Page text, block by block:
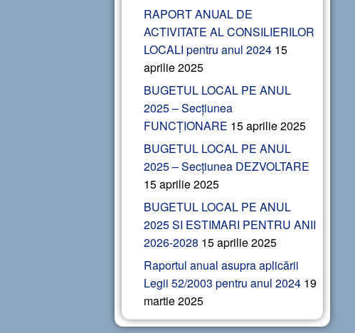
RAPORT ANUAL DE
ACTIVITATE AL CONSILIERILOR
LOCALI pentru anul 2024 15
aprilie 2025
BUGETUL LOCAL PE ANUL
2025 – Secțiunea
FUNCȚIONARE 15 aprilie 2025
BUGETUL LOCAL PE ANUL
2025 – Secțiunea DEZVOLTARE
15 aprilie 2025
BUGETUL LOCAL PE ANUL
2025 SI ESTIMARI PENTRU ANII
2026-2028 15 aprilie 2025
Raportul anual asupra aplicării
Legii 52/2003 pentru anul 2024 19
martie 2025